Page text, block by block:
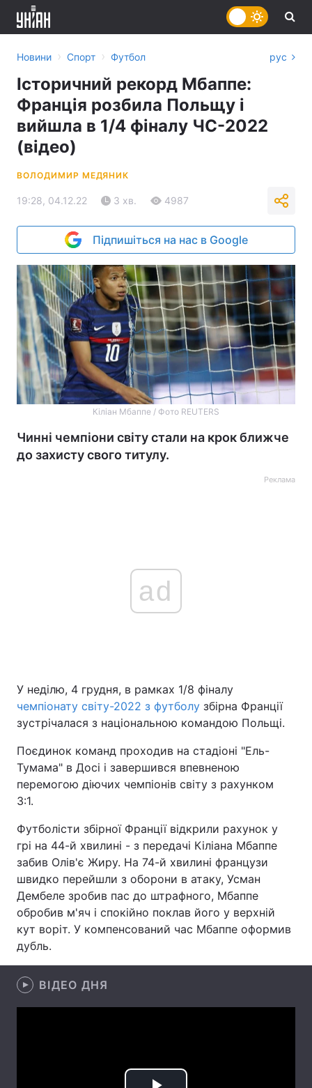
Головна Війна
Україна Політика
Спорт Наука
Техно і зв'язок
Зброя Інциденти
Здоров'я Туризм
Цікавинки Погода
Екологія Регіони
Новини › Спорт › Футбол рус
Історичний рекорд Мбаппе:
Франція розбила Польщу і
вийшла в 1/4 фіналу ЧС-2022
(відео)
ВОЛОДИМИР МЕДЯНИК
19:28, 04.12.22 3 хв. 4987
Підпишіться на нас в Google
Кіліан Мбаппе / Фото REUTERS
Чинні чемпіони світу стали на крок ближче
до захисту свого титулу.
Реклама
ad
У неділю, 4 грудня, в рамках 1/8 фіналу
чемпіонату світу-2022 з футболу збірна Франції
зустрічалася з національною командою Польщі.
Поєдинок команд проходив на стадіоні "Ель-
Тумама" в Досі і завершився впевненою
перемогою діючих чемпіонів світу з рахунком
3:1.
Футболісти збірної Франції відкрили рахунок у
грі на 44-й хвилині - з передачі Кіліана Мбаппе
забив Олів'є Жиру. На 74-й хвилині французи
швидко перейшли з оборони в атаку, Усман
Дембеле зробив пас до штрафного, Мбаппе
обробив м'яч і спокійно поклав його у верхній
кут воріт. У компенсований час Мбаппе оформив
дубль.
ВІДЕО ДНЯ